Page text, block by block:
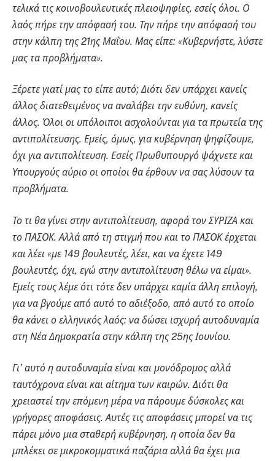
τελικά τις κοινοβουλευτικές πλειοψηφίες, εσείς όλοι. Ο
λαός πήρε την απόφασή του. Την πήρε την απόφασή του
στην κάλπη της 21ης Μαΐου. Μας είπε: «Κυβερνήστε, λύστε
μας τα προβλήματα».
Ξέρετε γιατί μας το είπε αυτό; Διότι δεν υπάρχει κανείς
άλλος διατεθειμένος να αναλάβει την ευθύνη, κανείς
άλλος. Όλοι οι υπόλοιποι ασχολούνται για τα πρωτεία της
αντιπολίτευσης. Εμείς, όμως, για κυβέρνηση ψηφίζουμε,
όχι για αντιπολίτευση. Εσείς Πρωθυπουργό ψάχνετε και
Υπουργούς αύριο οι οποίοι θα έρθουν να σας λύσουν τα
προβλήματα.
Το τι θα γίνει στην αντιπολίτευση, αφορά τον ΣΥΡΙΖΑ και
το ΠΑΣΟΚ. Αλλά από τη στιγμή που και το ΠΑΣΟΚ έρχεται
και λέει «με 149 βουλευτές, λέει, και να έχετε 149
βουλευτές, όχι, εγώ στην αντιπολίτευση θέλω να είμαι».
Εμείς τους λέμε ότι τότε δεν υπάρχει καμία άλλη επιλογή,
για να βγούμε από αυτό το αδιέξοδο, από αυτό το οποίο
θα κάνει ο ελληνικός λαός: να δώσει ισχυρή αυτοδυναμία
στη Νέα Δημοκρατία στην κάλπη της 25ης Ιουνίου.
Γι’ αυτό η αυτοδυναμία είναι και μονόδρομος αλλά
ταυτόχρονα είναι και αίτημα των καιρών. Διότι θα
χρειαστεί την επόμενη μέρα να πάρουμε δύσκολες και
γρήγορες αποφάσεις. Αυτές τις αποφάσεις μπορεί να τις
πάρει μόνο μια σταθερή κυβέρνηση, η οποία δεν θα
μπλέκει σε μικροκομματικά παζάρια αλλά θα έχει μια